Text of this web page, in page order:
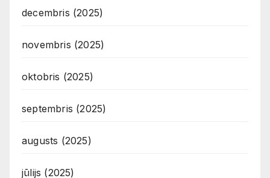
decembris (2025)
novembris (2025)
oktobris (2025)
septembris (2025)
augusts (2025)
jūlijs (2025)